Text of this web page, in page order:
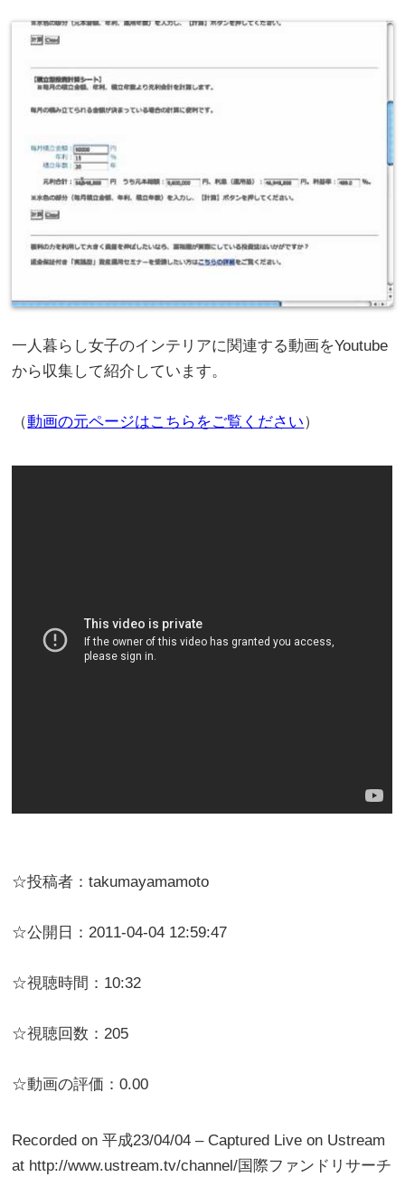
一人暮らし女子のインテリアに関連する動画をYoutube
から収集して紹介しています。
（動画の元ページはこちらをご覧ください）
☆投稿者：takumayamamoto
☆公開日：2011-04-04 12:59:47
☆視聴時間：10:32
☆視聴回数：205
☆動画の評価：0.00
Recorded on 平成23/04/04 – Captured Live on Ustream
at http://www.ustream.tv/channel/国際ファンドリサーチ